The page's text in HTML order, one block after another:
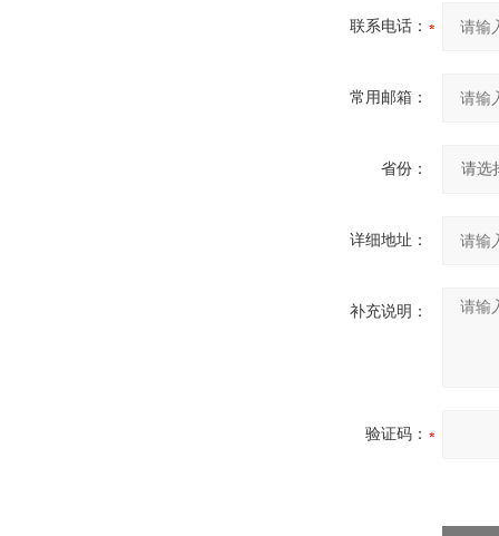
联系电话：
常用邮箱：
省份：
详细地址：
补充说明：
验证码：